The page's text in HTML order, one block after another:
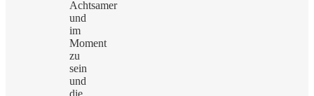
Achtsamer
und
im
Moment
zu
sein
und